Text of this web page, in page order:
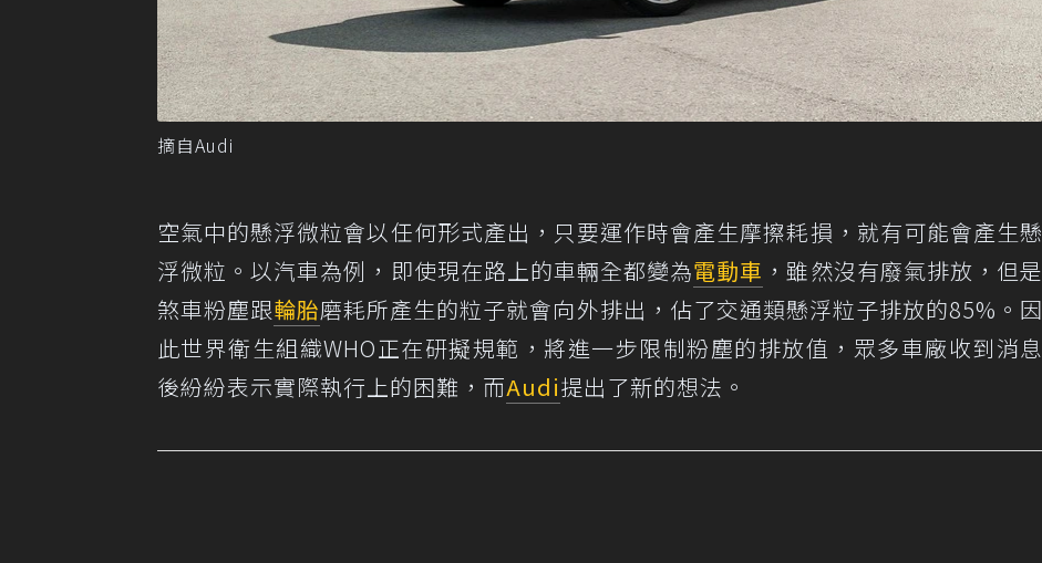
摘自Audi
空氣中的懸浮微粒會以任何形式產出，只要運作時會產生摩擦耗損，就有可能會產生懸
浮微粒。以汽車為例，即使現在路上的車輛全都變為電動車 ，雖然沒有廢氣排放，但是
煞車粉塵跟輪胎磨耗所產生的粒子就會向外排出，佔了交通類懸浮粒子排放的85%。因
此世界衛生組織WHO正在研擬規範，將進一步限制粉塵的排放值，眾多車廠收到消息
後紛紛表示實際執行上的困難，而Audi提出了新的想法。